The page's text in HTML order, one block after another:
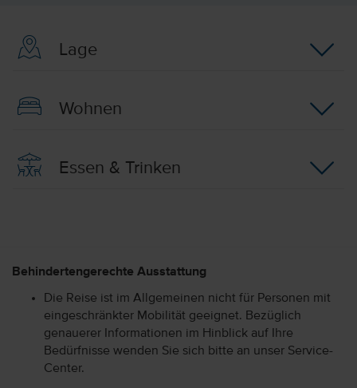
Lage
Wohnen
Essen & Trinken
Behindertengerechte Ausstattung
Die Reise ist im Allgemeinen nicht für Personen mit
eingeschränkter Mobilität geeignet. Bezüglich
genauerer Informationen im Hinblick auf Ihre
Bedürfnisse wenden Sie sich bitte an unser Service-
Center.